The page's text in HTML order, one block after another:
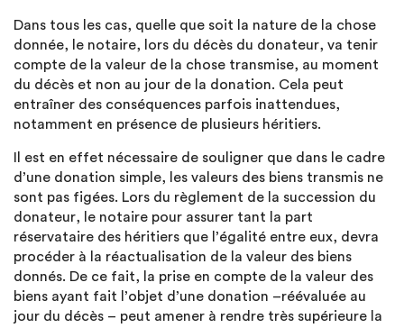
Dans tous les cas, quelle que soit la nature de la chose
donnée, le notaire, lors du décès du donateur, va tenir
compte de la valeur de la chose transmise, au moment
du décès et non au jour de la donation. Cela peut
entraîner des conséquences parfois inattendues,
notamment en présence de plusieurs héritiers.
Il est en effet nécessaire de souligner que dans le cadre
d’une donation simple, les valeurs des biens transmis ne
sont pas figées. Lors du règlement de la succession du
donateur, le notaire pour assurer tant la part
réservataire des héritiers que l’égalité entre eux, devra
procéder à la réactualisation de la valeur des biens
donnés. De ce fait, la prise en compte de la valeur des
biens ayant fait l’objet d’une donation –réévaluée au
jour du décès – peut amener à rendre très supérieure la